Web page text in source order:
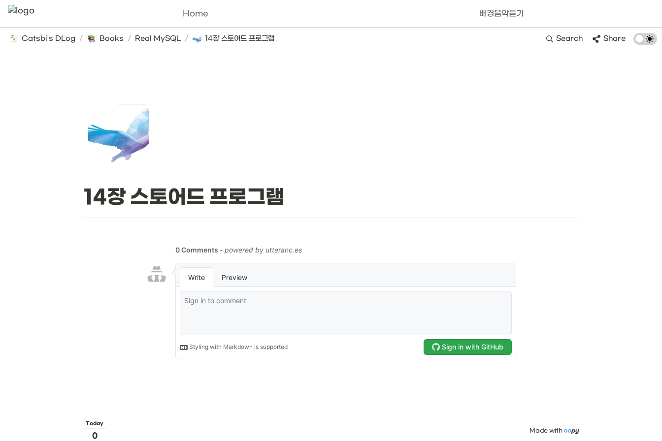
Home 배경음악듣기
Catsbi's DLog / Books / Real MySQL / 14장 스토어드 프로그램 Search Share
14장 스토어드 프로그램
Today
0
Made with